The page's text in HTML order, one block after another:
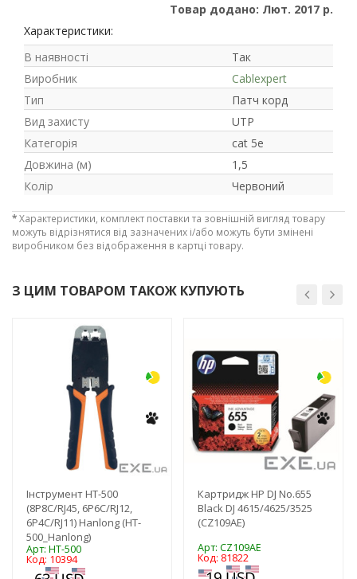
Рейтинг EXE.ua:4.6
90
Товар додано: Лют. 2017 р.
Характеристики:
В наявності
Так
Виробник
Cablexpert
Тип
Патч корд
Вид захисту
UTP
Категорія
cat 5e
Довжина (м)
1,5
Колір
Червоний
*Характеристики, комплект поставки та зовнішній вигляд товару
можуть відрізнятися від зазначених і/або можуть бути змінені
виробником без відображення в картці товару.
З ЦИМ ТОВАРОМ ТАКОЖ КУПУЮТЬ
Інструмент HT-500
(8P8C/RJ45, 6P6C/RJ12,
6P4C/RJ11) Hanlong (HT-
500_Hanlong)
Арт: HT-500
Код: 10394
Картридж HP DJ No.655
Black DJ 4615/4625/3525
(CZ109AE)
Арт: CZ109AE
Код: 81822